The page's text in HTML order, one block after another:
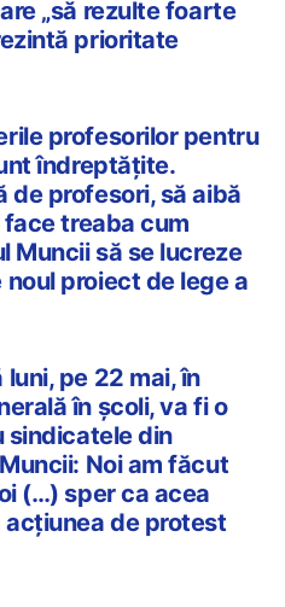
„să rezulte foarte
prioritate
profesorilor pentru
îndreptățite.
de profesori, să aibă
treaba cum
Muncii să se lucreze
proiect de lege a
pe 22 mai, în
în școli, va fi o
sindicatele din
Noi am făcut
(…) sper ca acea
de protest